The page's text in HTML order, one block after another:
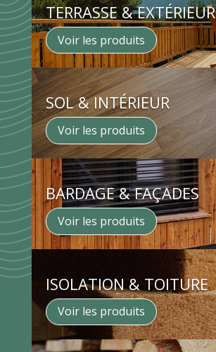
TERRASSE & EXTÉRIEUR
Voir les produits
SOL & INTÉRIEUR
Voir les produits
BARDAGE & FAÇADES
Voir les produits
ISOLATION & TOITURE
Voir les produits